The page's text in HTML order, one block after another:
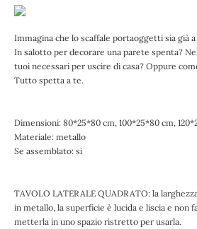
Immagina che lo scaffale portaoggetti sia già
In salotto per decorare una parete spenta?
tuoi necessari per uscire di casa? Oppure
Tutto spetta a te.
Dimensioni: 80*25*80 cm, 100*25*80 cm,
Materiale: metallo
Se assemblato: sì
TAVOLO LATERALE QUADRATO: la
in metallo, la superficie è lucida e liscia e non
metterla in uno spazio ristretto per usarla.